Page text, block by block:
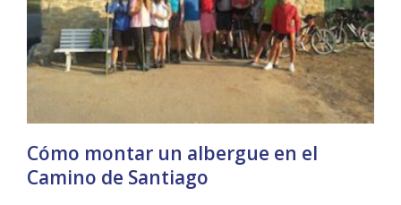
Cómo montar un albergue en el
Camino de Santiago